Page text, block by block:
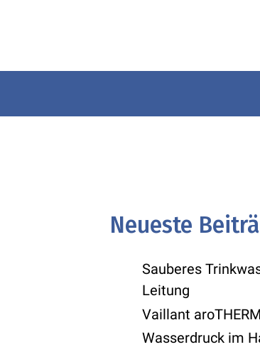
Neueste
Sauberes
Leitung
Vaillant
Wasserdruck im